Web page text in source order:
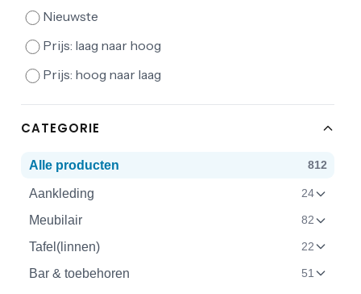
Nieuwste
Prijs: laag naar hoog
Prijs: hoog naar laag
CATEGORIE
Alle producten 812
Aankleding 24
Meubilair 82
Tafel(linnen) 22
Bar & toebehoren 51